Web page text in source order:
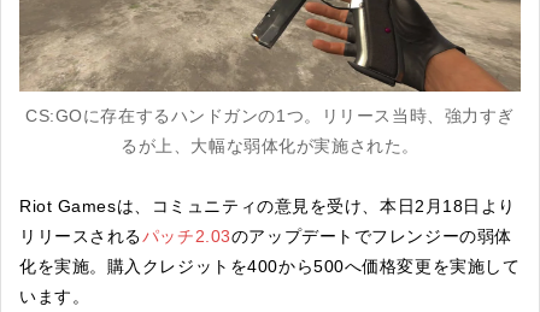
CS:GOに存在するハンドガンの1つ。リリース当時、強力すぎ
るが上、大幅な弱体化が実施された。
Riot Gamesは、コミュニティの意見を受け、本日2月18日より
リリースされるパッチ2.03のアップデートでフレンジーの弱体
化を実施。購入クレジットを400から500へ価格変更を実施して
います。